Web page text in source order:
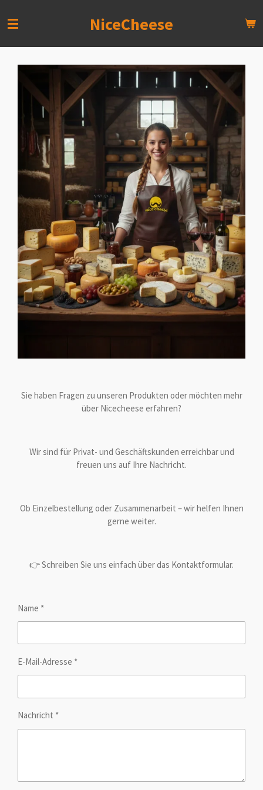
Hauptinhalt
NiceCheese
Sie haben Fragen zu unseren Produkten oder möchten mehr
über Nicecheese erfahren?
Wir sind für Privat- und Geschäftskunden erreichbar und
freuen uns auf Ihre Nachricht.
Ob Einzelbestellung oder Zusammenarbeit – wir helfen Ihnen
gerne weiter.
👉 Schreiben Sie uns einfach über das Kontaktformular.
Name *
E-Mail-Adresse *
Nachricht *